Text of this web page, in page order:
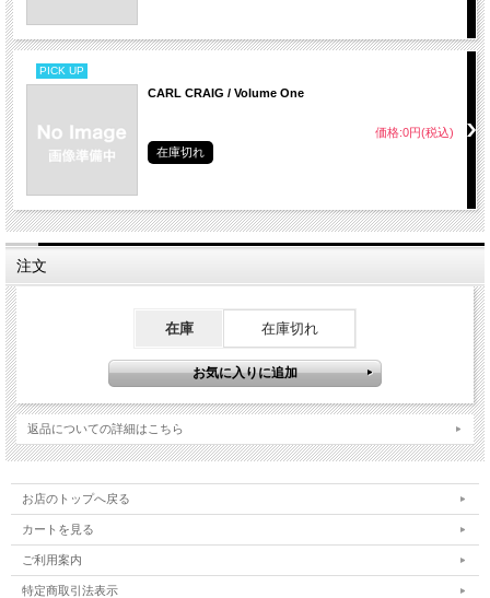
PICK UP
CARL CRAIG / Volume One
価格:0円(税込)
在庫切れ
注文
在庫 在庫切れ
返品についての詳細はこちら
お店のトップへ戻る
カートを見る
ご利用案内
特定商取引法表示